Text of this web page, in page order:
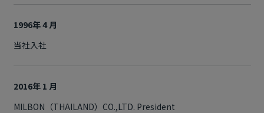
1996年 4 月
当社入社
2016年 1 月
MILBON（THAILAND）CO.,LTD. President